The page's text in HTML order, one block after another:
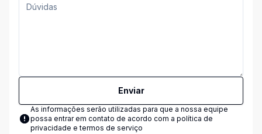
Enviar
As informações serão utilizadas para que a nossa equipe
possa entrar em contato de acordo com a política de
privacidade e termos de serviço